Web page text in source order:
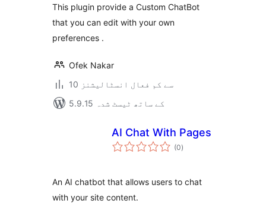
This plugin provide a Custom ChatBot
that you can edit with your own
preferences .
Ofek Nakar
10 سے کم فعال انسٹالیشنز
5.9.15 کے ساتھ ٹیسٹ شدہ
AI Chat With Pages
(0مجموعی
درجہ
)
An AI chatbot that allows users to chat
with your site content.